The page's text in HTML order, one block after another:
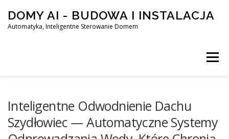
content
DOMY AI - BUDOWA I INSTALACJA
Automatyka, Inteligentne Sterowanie Domem
Menu
SMART DOM AI – AUTOMATYKA, INTELIGENTNE
Inteligentne Odwodnienie Dachu
Szydłowiec — Automatyczne Systemy